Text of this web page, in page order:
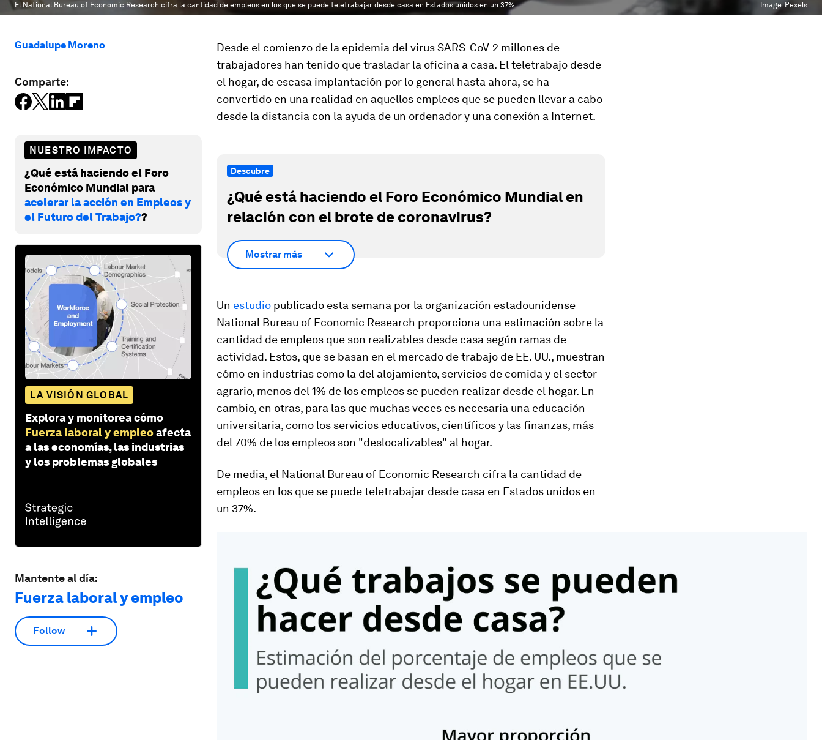
El National Bureau of Economic Research cifra la cantidad de empleos en los que se puede teletrabajar desde casa en Estados unidos en un 37%. Image:Pexels
Guadalupe Moreno
Comparte:
NUESTRO IMPACTO
¿Qué está haciendo el Foro
Económico Mundial para
acelerar la acción en Empleos y
el Futuro del Trabajo??
LA VISIÓN GLOBAL
Explora y monitorea cómo
Fuerza laboral y empleoafecta
a las economías, las industrias
y los problemas globales
Mantente al día:
Fuerza laboral y empleo
Follow
Desde el comienzo de la epidemia del virus SARS-CoV-2 millones de
trabajadores han tenido que trasladar la oficina a casa. El teletrabajo desde
el hogar, de escasa implantación por lo general hasta ahora, se ha
convertido en una realidad en aquellos empleos que se pueden llevar a cabo
desde la distancia con la ayuda de un ordenador y una conexión a Internet.
Descubre
¿Qué está haciendo el Foro Económico Mundial en
relación con el brote de coronavirus?
Mostrar más
Un estudio publicado esta semana por la organización estadounidense
National Bureau of Economic Research proporciona una estimación sobre la
cantidad de empleos que son realizables desde casa según ramas de
actividad. Estos, que se basan en el mercado de trabajo de EE. UU., muestran
cómo en industrias como la del alojamiento, servicios de comida y el sector
agrario, menos del 1% de los empleos se pueden realizar desde el hogar. En
cambio, en otras, para las que muchas veces es necesaria una educación
universitaria, como los servicios educativos, científicos y las finanzas, más
del 70% de los empleos son "deslocalizables" al hogar.
De media, el National Bureau of Economic Research cifra la cantidad de
empleos en los que se puede teletrabajar desde casa en Estados unidos en
un 37%.